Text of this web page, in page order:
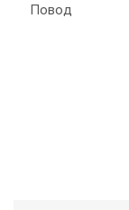
Повод